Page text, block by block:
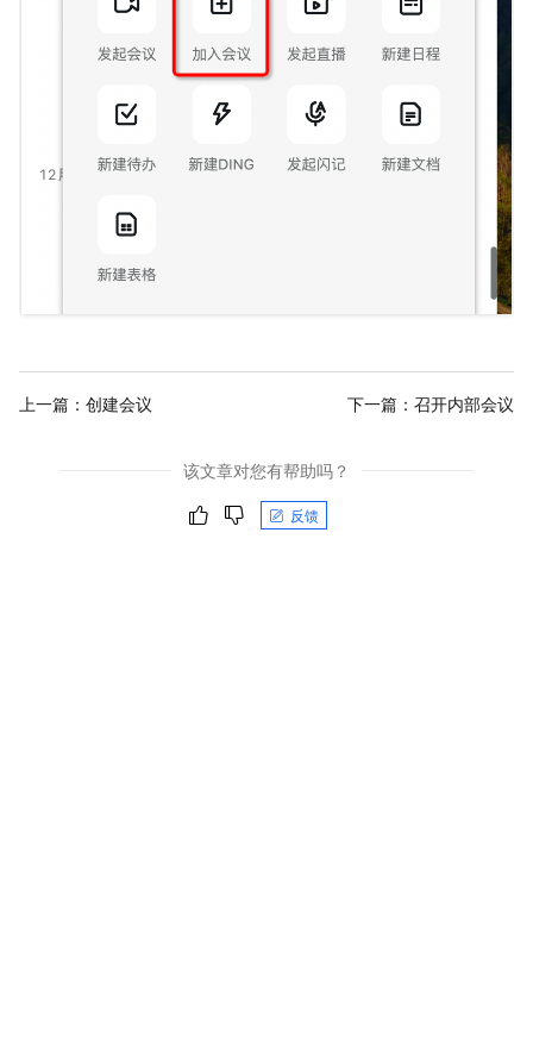
上一篇： 创建会议 下一篇： 召开内部会议
该文章对您有帮助吗？
反馈